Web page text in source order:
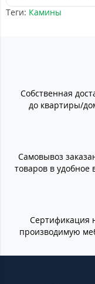
Теги: Камины
Собственная
до квартиры/
Самовывоз
товаров в удобное
Сертификация
производимую